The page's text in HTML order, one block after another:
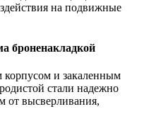
на подвижные
броненакладкой
корпусом и закаленным
стали надежно
от высверливания,